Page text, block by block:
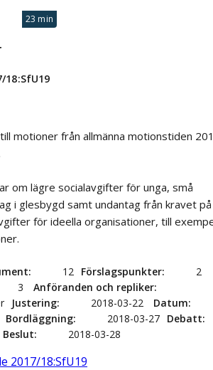
23 min
18:SfU19
motioner från allmänna motionstiden
om lägre socialavgifter för unga, små
i glesbygd samt undantag från kravet på
för ideella organisationer, till
12 Förslagspunkter
2
3
Anföranden och repliker
Justering 2018-03-22
Datum
Bordläggning 2018-03-27 Debatt
Beslut 2018-03-28
2017/18:SfU19